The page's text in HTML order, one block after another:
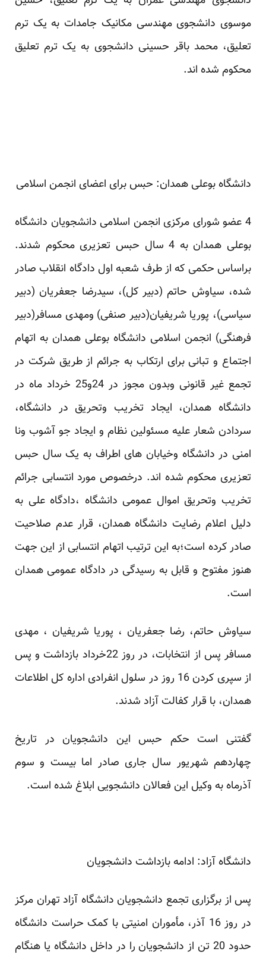
موسوی دانشجوی مهندسی مکانیک جامدات به یک ترم
تعلیق، محمد باقر حسینی دانشجوی به یک ترم تعلیق
محکوم شده اند.
دانشگاه بوعلی همدان: حبس برای اعضای انجمن اسلامی
4 عضو شورای مرکزی انجمن اسلامی دانشجویان دانشگاه
بوعلی همدان به 4 سال حبس تعزیری محکوم شدند.
براساس حکمی که از طرف شعبه اول دادگاه انقلاب صادر
شده، سیاوش حاتم (دبیر کل)، سیدرضا جعفریان (دبیر
سیاسی)، پوریا شریفیان(دبیر صنفی) ومهدی مسافر(دبیر
فرهنگی) انجمن اسلامی دانشگاه بوعلی همدان به اتهام
اجتماع و تبانی برای ارتکاب به جرائم از طریق شرکت در
تجمع غیر قانونی وبدون مجوز در 24و25 خرداد ماه در
دانشگاه همدان، ایجاد تخریب وتحریق در دانشگاه،
سردادن شعار علیه مسئولین نظام و ایجاد جو آشوب ونا
امنی در دانشگاه وخیابان های اطراف به یک سال حبس
تعزیری محکوم شده اند. درخصوص مورد انتسابی جرائم
تخریب وتحریق اموال عمومی دانشگاه ،دادگاه علی به
دلیل اعلام رضایت دانشگاه همدان، قرار عدم صلاحیت
صادر کرده است؛به این ترتیب اتهام انتسابی از این جهت
هنوز مفتوح و قابل به رسیدگی در دادگاه عمومی همدان
است.
سیاوش حاتم، رضا جعفریان ، پوریا شریفیان ، مهدی
مسافر پس از انتخابات، در روز 22خرداد بازداشت و پس
از سپری کردن 16 روز در سلول انفرادی اداره کل اطلاعات
همدان، با قرار کفالت آزاد شدند.
گفتنی است حکم حبس این دانشجویان در تاریخ
چهاردهم شهریور سال جاری صادر اما بیست و سوم
آذرماه به وکیل این فعالان دانشجویی ابلاغ شده است.
دانشگاه آزاد: ادامه بازداشت دانشجویان
پس از برگزاری تجمع دانشجویان دانشگاه آزاد تهران مرکز
در روز 16 آذر، مأموران امنیتی با کمک حراست دانشگاه
حدود 20 تن از دانشجویان را در داخل دانشگاه یا هنگام